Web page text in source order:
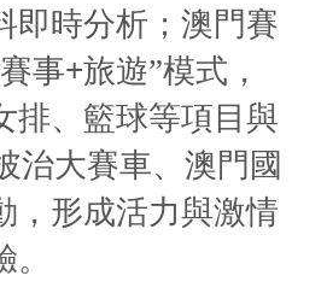
即時分析；澳門賽
事+旅遊”模式，
排、籃球等項目與
治大賽車、澳門國
，形成活力與激情